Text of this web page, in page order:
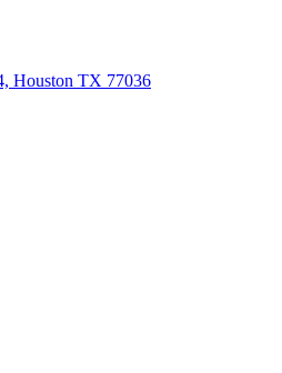
Houston TX 77036